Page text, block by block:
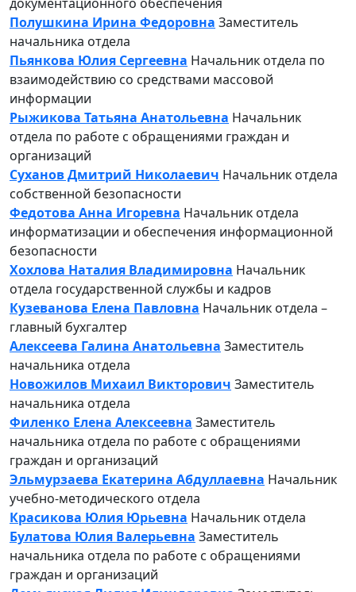
Полушкина Ирина Федоровна Заместитель
начальника отдела
Пьянкова Юлия Сергеевна Начальник отдела по
взаимодействию со средствами массовой
информации
Рыжикова Татьяна Анатольевна Начальник
отдела по работе с обращениями граждан и
организаций
Суханов Дмитрий Николаевич Начальник отдела
собственной безопасности
Федотова Анна Игоревна Начальник отдела
информатизации и обеспечения информационной
безопасности
Хохлова Наталия Владимировна Начальник
отдела государственной службы и кадров
Кузеванова Елена Павловна Начальник отдела –
главный бухгалтер
Алексеева Галина Анатольевна Заместитель
начальника отдела
Новожилов Михаил Викторович Заместитель
начальника отдела
Филенко Елена Алексеевна Заместитель
начальника отдела по работе с обращениями
граждан и организаций
Эльмурзаева Екатерина Абдуллаевна Начальник
учебно-методического отдела
Красикова Юлия Юрьевна Начальник отдела
Булатова Юлия Валерьевна Заместитель
начальника отдела по работе с обращениями
граждан и организаций